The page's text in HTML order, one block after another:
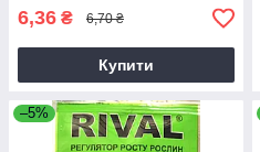
6,36 ₴ 6,70 ₴
Купити
–5%